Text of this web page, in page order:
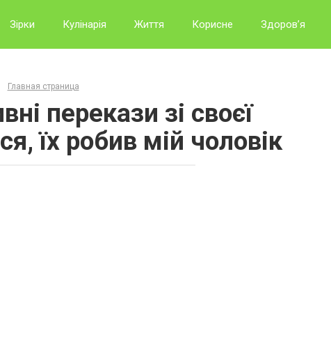
Зірки Кулінарія Життя Корисне Здоров’я
Главная страница
перекази зі своєї
їх робив мій чоловік